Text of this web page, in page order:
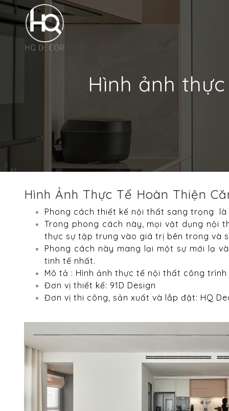
Hình ảnh
Hình Ảnh Thực Tế Hoàn Thiện
Phong cách thiết kế nội thất sang trọng
Trong phong cách này, mọi vật dụng nội
thực sự tập trung vào giá trị bên trong và
Phong cách này mang lại một sự mới lạ
tinh tế nhất.
Mô tả : Hình ảnh thực tế nội thất công trình
Đơn vị thiết kế: 91D Design
Đơn vị thi công, sản xuất và lắp đặt: HQ